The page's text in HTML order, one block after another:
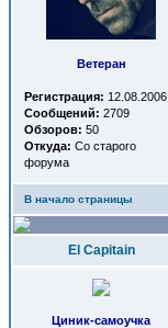
Ветеран
Регистрация: 12.08.2006
Сообщений: 2709
Обзоров: 50
Откуда: Со старого
форума
В начало страницы
El Capitain
Циник-самоучка